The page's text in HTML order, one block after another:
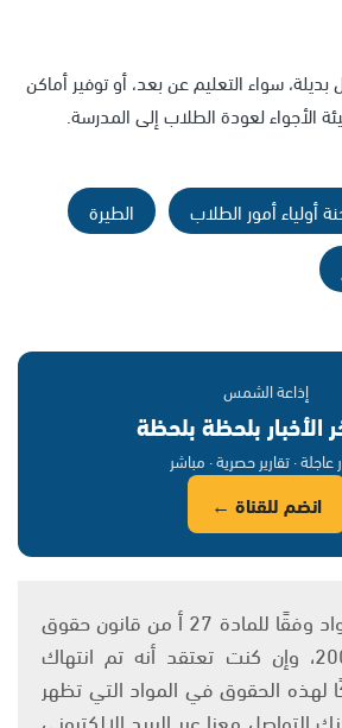
سواء التعليم عن بعد، أو توفير أماكن
الأجواء لعودة الطلاب إلى المدرسة.
أولياء أمور الطلاب
الطيرة
إذاعة الشمس
الأخبار بلحظة بلحظة
عاجلة · تقارير حصرية · مباشر
انضم للقناة ←
يتم الاستخدام المواد وفقًا للمادة 27 أ من قانون حقوق
التأليف والنشر 2007، وإن كنت تعتقد أنه تم انتهاك
الحقوق في المواد التي تظهر